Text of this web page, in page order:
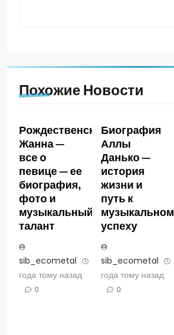
Похожие Новости
Рождественская
Жанна —
все о
певице — ее
биография,
фото и
музыкальный
талант
sib_ecometal
года тому назад
0
Биография
Аллы
Данько —
история
жизни и
путь к
музыкальному
успеху
sib_ecometal
года тому назад
0